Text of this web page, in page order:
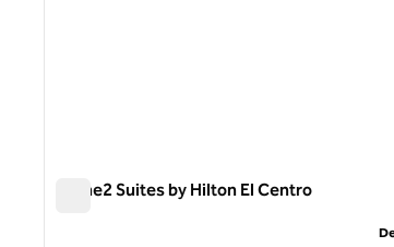
Home2 Suites by Hilton El Centro